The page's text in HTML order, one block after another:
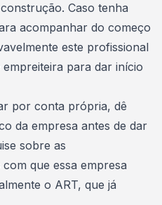
. Caso tenha
acompanhar do começo
este profissional
para dar início
por conta própria, dê
da empresa antes de dar
sobre as
que essa empresa
o ART, que já